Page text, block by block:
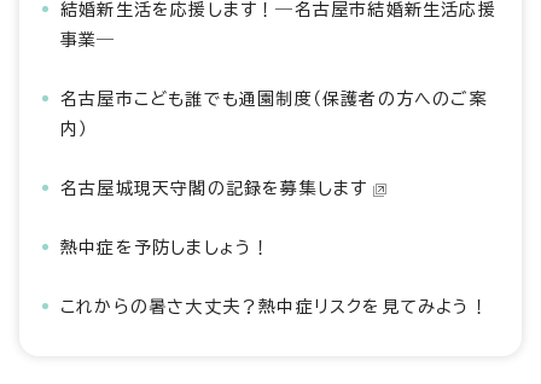
結婚新生活を応援します！―名古屋市結婚新生活応援
事業―
名古屋市こども誰でも通園制度（保護者の方へのご案
内）
名古屋城現天守閣の記録を募集します
熱中症を予防しましょう！
これからの暑さ大丈夫？熱中症リスクを見てみよう！